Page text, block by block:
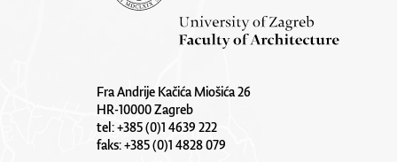
Fra Andrije Kačića Miošića 26
HR-10000 Zagreb
tel: +385 (0)1 4639 222
faks: +385 (0)1 4828 079